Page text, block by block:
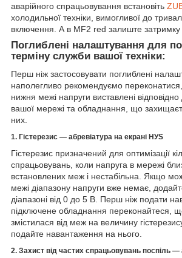
аварійного спрацьовування встановіть
холодильної техніки, вимогливої до
включення. А в MF2 red залиште затримку
Поглиблені налаштування для
терміну служби вашої техніки:
Перш ніж застосовувати поглиблені
наполегливо рекомендуємо
нижня межі напруги виставлені
вашої мережі та обладнання, що
них.
1. Гістерезис — абревіатура на екрані HУS
Гістерезис призначений для оптимізації
спрацьовувань, коли напруга в мережі
встановлених меж і нестабільна. Якщо
межі діапазону напруги вже немає,
діапазоні від 0 до 5 В. Перш ніж подати
підключене обладнання переконайтеся,
змістилася від меж на величину
подайте навантаження на нього.
2. Захист від частих спрацьовувань поспіль —